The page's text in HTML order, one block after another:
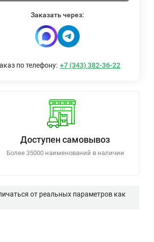
Заказать через:
по телефону: +7 (343) 382-36-22
Доступен самовывоз
Более 35000 наименований в наличии
от реальных параметров как